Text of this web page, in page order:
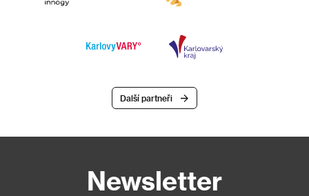
Další partneři
Newsletter